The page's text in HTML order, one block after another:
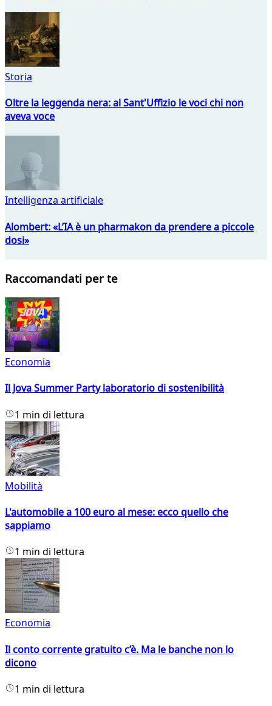
Storia
Oltre la leggenda nera: al Sant'Uffizio le voci chi non
aveva voce
Intelligenza artificiale
Alombert: «L’IA è un pharmakon da prendere a piccole
dosi»
Raccomandati per te
Economia
Il Jova Summer Party laboratorio di sostenibilità
1 min di lettura
Mobilità
L'automobile a 100 euro al mese: ecco quello che
sappiamo
1 min di lettura
Economia
Il conto corrente gratuito c’è. Ma le banche non lo
dicono
1 min di lettura